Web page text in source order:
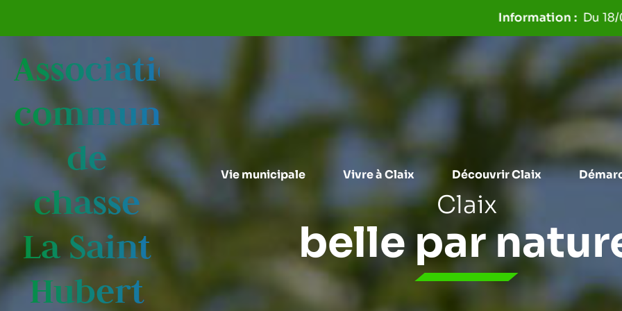
Du 18/06 au
Association
communale
de
chasse
La Saint
Hubert
Vie municipale Vivre à Claix Découvrir Claix
Claix
belle par